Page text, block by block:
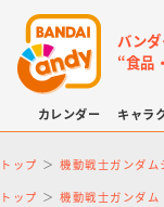
バン
“食品
カレンダー キャラ
トップ 機動戦士ガンダム
トップ 機動戦士ガンダム